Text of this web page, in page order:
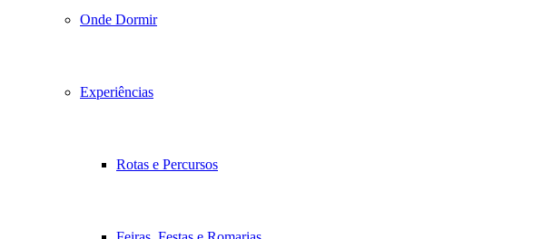
Onde Dormir
Experiências
Rotas e Percursos